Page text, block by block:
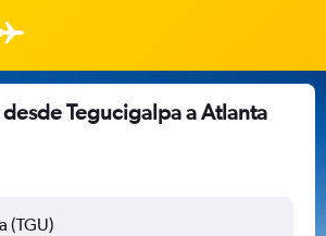
Tegucigalpa a Atlanta
(TGU)